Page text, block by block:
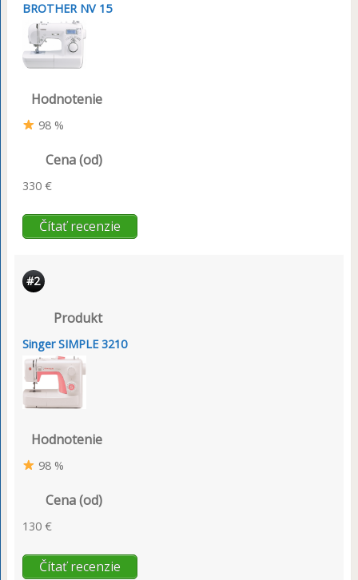
BROTHER NV 15
Hodnotenie
98 %
Cena (od)
330 €
Čítať recenzie
#2
Produkt
Singer SIMPLE 3210
Hodnotenie
98 %
Cena (od)
130 €
Čítať recenzie